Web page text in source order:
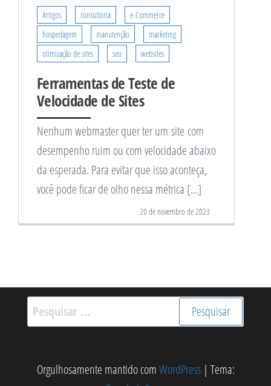
Artigos consultoria
e-Commerce
hospedagem
manutenção
marketing
otimização de sites
seo websites
Ferramentas de Teste de
Velocidade de Sites
Nenhum webmaster quer ter um site com
desempenho ruim ou com velocidade abaixo
da esperada. Para evitar que isso aconteça,
você pode ficar de olho nessa métrica […]
20 de novembro de 2023
Pesquisar
por:
Orgulhosamente mantido comWordPress | Tema: